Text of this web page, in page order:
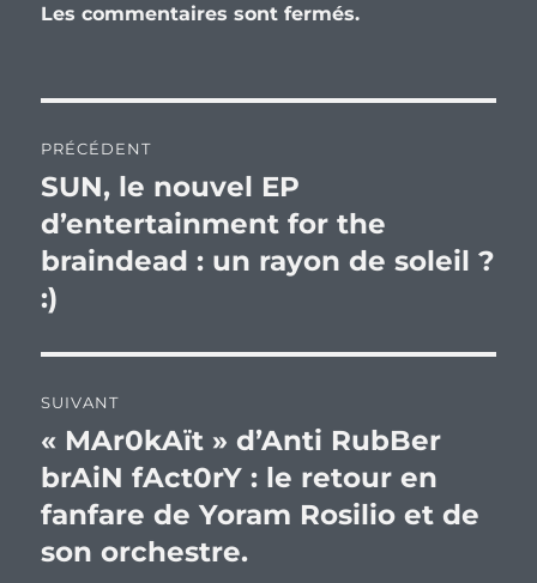
Les commentaires sont fermés.
de
l’article
PRÉCÉDENT
Publication
précédente :
SUN, le nouvel EP
d’entertainment for the
braindead : un rayon de soleil ?
:)
SUIVANT
Publication
suivante :
« MAr0kAït » d’Anti RubBer
brAiN fAct0rY : le retour en
fanfare de Yoram Rosilio et de
son orchestre.